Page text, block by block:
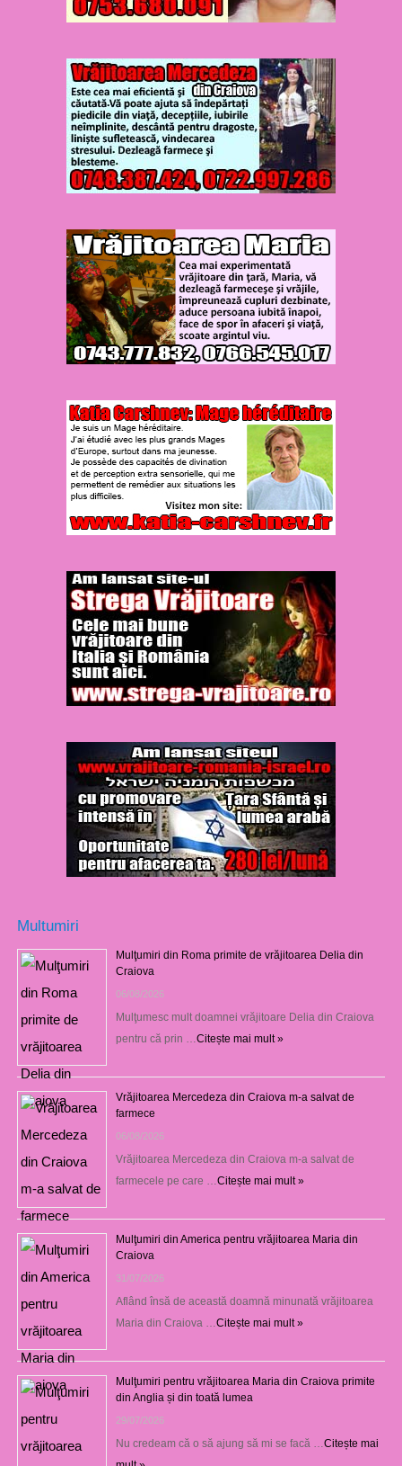
Multumiri
Mulţumiri din Roma primite de vrăjitoarea Delia din
Craiova
06/08/2026
Mulţumesc mult doamnei vrăjitoare Delia din Craiova
pentru că prin … Citește mai mult »
Vrăjitoarea Mercedeza din Craiova m-a salvat de
farmece
06/08/2026
Vrăjitoarea Mercedeza din Craiova m-a salvat de
farmecele pe care … Citește mai mult »
Mulţumiri din America pentru vrăjitoarea Maria din
Craiova
31/07/2026
Aflând însă de această doamnă minunată vrăjitoarea
Maria din Craiova … Citește mai mult »
Mulţumiri pentru vrăjitoarea Maria din Craiova primite
din Anglia și din toată lumea
29/07/2026
Nu credeam că o să ajung să mi se facă … Citește mai